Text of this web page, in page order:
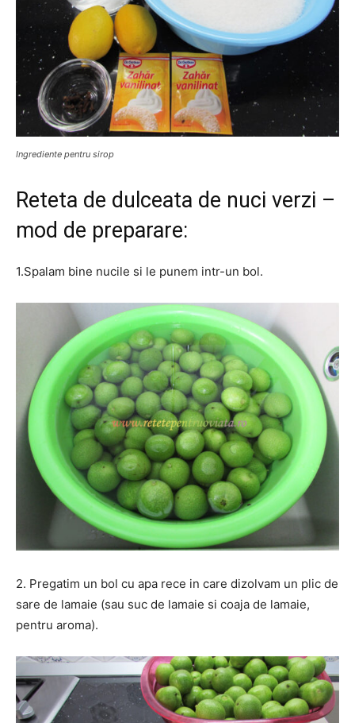
Ingrediente pentru sirop
Reteta de dulceata de nuci verzi –
mod de preparare:
1.Spalam bine nucile si le punem intr-un bol.
2. Pregatim un bol cu apa rece in care dizolvam un plic de
sare de lamaie (sau suc de lamaie si coaja de lamaie,
pentru aroma).